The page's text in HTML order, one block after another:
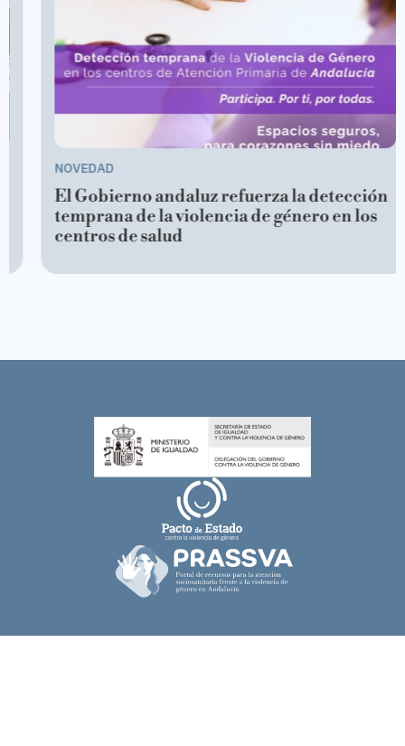
NOVEDAD
El Gobierno andaluz refuerza la detección
temprana de la violencia de género en los
centros de salud